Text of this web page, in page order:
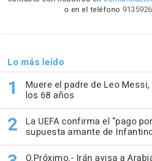
o en el teléfono
Lo más leído
Muere el padre de Leo
los 68 años
La UEFA confirma el "pago
supuesta amante de
O.Próximo.- Irán avisa a